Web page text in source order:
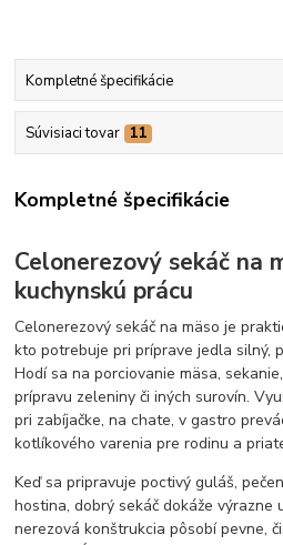
Kompletné špecifikácie
Súvisiaci tovar 11
Kompletné špecifikácie
Celonerezový sekáč na
kuchynskú prácu
Celonerezový sekáč na mäso je
kto potrebuje pri príprave jedla silný,
Hodí sa na porciovanie mäsa,
prípravu zeleniny či iných surovín.
pri zabíjačke, na chate, v gastro
kotlíkového varenia pre rodinu a
Keď sa pripravuje poctivý guláš,
hostina, dobrý sekáč dokáže výrazne
nerezová konštrukcia pôsobí pevne,